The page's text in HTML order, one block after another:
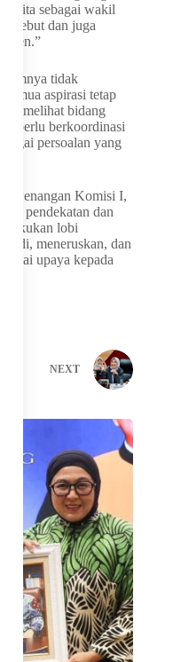
“Kita sebagai wakil
dan juga
tidak
aspirasi tetap
melihat bidang
perlu berkoordinasi
persoalan yang
Komisi I,
pendekatan dan
lobi
tadi, meneruskan, dan
upaya kepada
NEXT